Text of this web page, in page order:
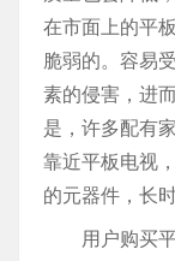
在市面上的平
脆弱的。容易
素的侵害，进
是，许多配有
靠近平板电视
的元器件，长
用户购买